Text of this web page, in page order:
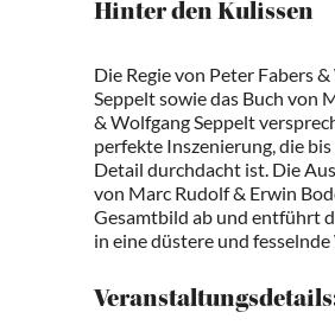
Hinter den Kulissen
Die Regie von Peter Fabers
Seppelt sowie das Buch von
& Wolfgang Seppelt
perfekte Inszenierung, die
Detail durchdacht ist. Die
von Marc Rudolf & Erwin
Gesamtbild ab und entführt
in eine düstere und